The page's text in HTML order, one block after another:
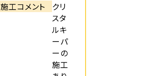
施工コメント
クリ
スタ
ルキ
ーパ
ーの
施工